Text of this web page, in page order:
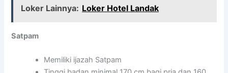
Loker Lainnya: Loker Hotel Landak
Satpam
Memiliki ijazah Satpam